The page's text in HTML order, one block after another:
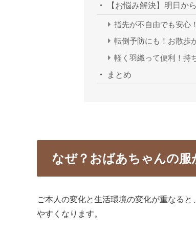
【お悩み解決】明日か
指先が不自由でも安心
転倒予防にも！お散歩
軽く羽織って便利！持
まとめ
なぜ？おばあちゃんの
ご本人の変化と生活環境の変化が重なると、
やすくなります。